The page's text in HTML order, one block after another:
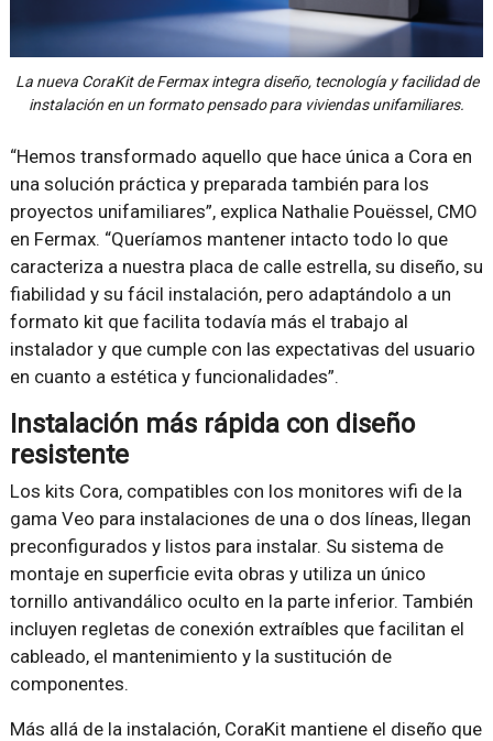
La nueva CoraKit de Fermax integra diseño, tecnología y facilidad de
instalación en un formato pensado para viviendas unifamiliares.
“Hemos transformado aquello que hace única a Cora en
una solución práctica y preparada también para los
proyectos unifamiliares”, explica Nathalie Pouëssel, CMO
en Fermax. “Queríamos mantener intacto todo lo que
caracteriza a nuestra placa de calle estrella, su diseño, su
fiabilidad y su fácil instalación, pero adaptándolo a un
formato kit que facilita todavía más el trabajo al
instalador y que cumple con las expectativas del usuario
en cuanto a estética y funcionalidades”.
Instalación más rápida con diseño
resistente
Los kits Cora, compatibles con los monitores wifi de la
gama Veo para instalaciones de una o dos líneas, llegan
preconfigurados y listos para instalar. Su sistema de
montaje en superficie evita obras y utiliza un único
tornillo antivandálico oculto en la parte inferior. También
incluyen regletas de conexión extraíbles que facilitan el
cableado, el mantenimiento y la sustitución de
componentes.
Más allá de la instalación, CoraKit mantiene el diseño que